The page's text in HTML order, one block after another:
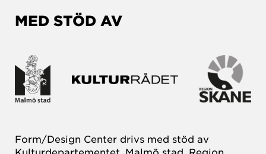
MED STÖD AV
Form/Design Center drivs med stöd av
Kulturdepartementet, Malmö stad, Region